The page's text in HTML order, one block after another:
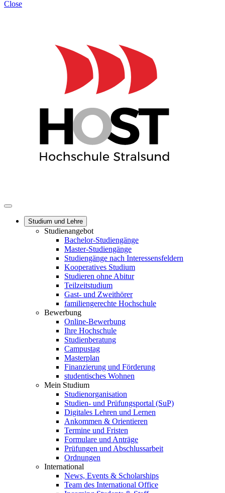
Close
Studium und Lehre
Studienangebot
Bachelor-Studiengänge
Master-Studiengänge
Studiengänge nach Interessensfeldern
Kooperatives Studium
Studieren ohne Abitur
Teilzeitstudium
Gast- und Zweithörer
familiengerechte Hochschule
Bewerbung
Online-Bewerbung
Ihre Hochschule
Studienberatung
Campustag
Masterplan
Finanzierung und Förderung
studentisches Wohnen
Mein Studium
Studienorganisation
Studien- und Prüfungsportal (SuP)
Digitales Lehren und Lernen
Ankommen & Orientieren
Termine und Fristen
Formulare und Anträge
Prüfungen und Abschlussarbeit
Ordnungen
International
News, Events & Scholarships
Team des International Office